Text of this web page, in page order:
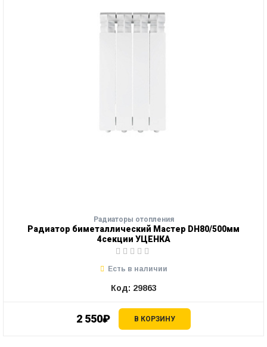
Радиаторы отопления
Радиатор биметаллический Мастер DH80/500мм
4секции УЦЕНКА
2 550₽ В КОРЗИНУ
Есть в наличии
Код: 29863